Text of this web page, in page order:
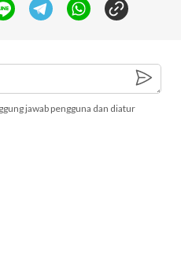
jawab pengguna dan diatur